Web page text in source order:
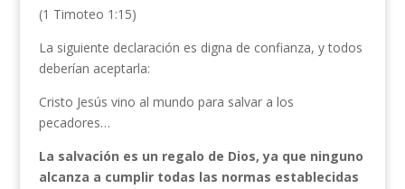
(1 Timoteo 1:15)
La siguiente declaración es digna de confianza, y todos
deberían aceptarla:
Cristo Jesús vino al mundo para salvar a los
pecadores…
La salvación es un regalo de Dios, ya que ninguno
alcanza a cumplir todas las normas establecidas